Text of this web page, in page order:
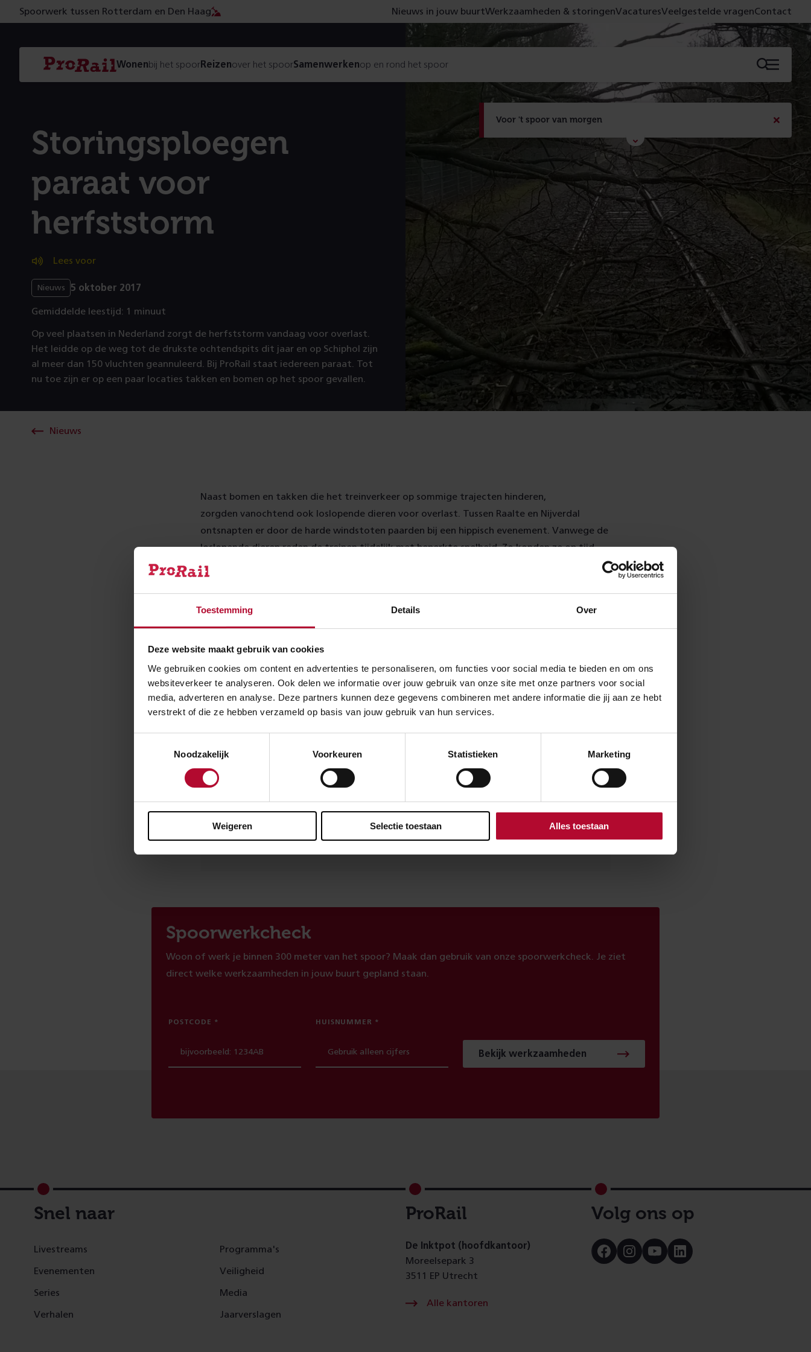
Toestemming Details Over
Deze website maakt gebruik van cookies
We gebruiken cookies om content en advertenties te personaliseren, om functies voor social media te bieden en om ons
websiteverkeer te analyseren. Ook delen we informatie over jouw gebruik van onze site met onze partners voor social
media, adverteren en analyse. Deze partners kunnen deze gegevens combineren met andere informatie die jij aan ze hebt
verstrekt of die ze hebben verzameld op basis van jouw gebruik van hun services.
Noodzakelijk
Voorkeuren Statistieken Marketing
Weigeren Selectie toestaan Alles toestaan
Voor 't spoor van morgen
Met de campagne 'Voor 't spoor naar morgen' laten
we zien wat er vandaag gebeurt en wat dat -
figuurlijk gezien - morgen oplevert.
Lees meer
Spoorwerk tussen Rotterdam en Den Haag Nieuws in jouw buurtWerkzaamheden & storingenVacaturesVeelgestelde vragenContact
Navigatie
Homepage
ProRail
Wonenbij het spoorReizenover het spoorSamenwerkenop en rond het spoor Menu
Storingsploegen
paraat voor
herfststorm
Lees voor
Nieuws 5 oktober 2017
Gemiddelde leestijd: 1 minuut
Op veel plaatsen in Nederland zorgt de herfststorm vandaag voor overlast.
Het leidde op de weg tot de drukste ochtendspits dit jaar en op Schiphol zijn
al meer dan 150 vluchten geannuleerd. Bij ProRail staat iedereen paraat. Tot
nu toe zijn er op een paar locaties takken en bomen op het spoor gevallen.
Nieuws
Naast bomen en takken die het treinverkeer op sommige trajecten hinderen,
zorgden vanochtend ook loslopende dieren voor overlast. Tussen Raalte en Nijverdal
ontsnapten er door de harde windstoten paarden bij een hippisch evenement. Vanwege de
loslopende dieren reden de treinen tijdelijk met beperkte snelheid. Zo konden ze op tijd
kunnen stoppen, mocht één van de paarden het spoor naderen.
Storingsploegen en wegsleepdienst
In het hele land staan onze storingsploegen paraat om ervoor te zorgen dat reizigers hun
reis zo snel mogelijk kunnen hervatten. Deze ploegen zijn uitgerust met gereedschappen
om het spoor zo snel mogelijk vrij te maken van bomen of takken. Ook staan er
wegsleeptreinen klaar om defecte treinen zo snel mogelijk weg te slepen.
Check voor vertrek de actuele situatie op het spoor via je reisplanner.
Ben je tevreden over de informatie op deze pagina?
Spoorwerkcheck
Woon of werk je binnen 300 meter van het spoor? Maak dan gebruik van onze spoorwerkcheck. Je ziet
direct welke werkzaamheden in jouw buurt gepland staan.
POSTCODE HUISNUMMER
Bekijk werkzaamheden
Footer
Snel naar
Livestreams
Evenementen
Series
Verhalen
Programma's
Veiligheid
Media
Jaarverslagen
ProRail
De Inktpot (hoofdkantoor)
Moreelsepark 3
3511 EP Utrecht
Alle kantoren
Volg ons op
Bezoek
onze
Bezoek
onze
Bezoek
onze
Bezoek
onze